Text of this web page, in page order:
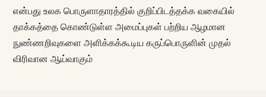
என்பது உலக பொருளாதாரத்தில் குறிப்பிடத்தக்க வகையில்
தாக்கத்தை கொண்டுள்ள அமைப்புகள் பற்றிய ஆழமான
நுண்ணறிவுகளை அளிக்கக்கூடிய கருப்பொருளின் முதல்
விரிவான ஆய்வாகும்